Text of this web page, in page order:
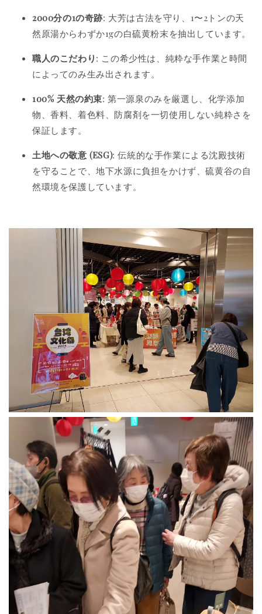
2000分の1の奇跡: 大芳は古法を守り、1〜2トンの天
然原湯からわずか1gの白硫黄粉末を抽出しています。
職人のこだわり : この希少性は、純粋な手作業と時間
によってのみ生み出されます。
100% 天然の約束: 第一源泉のみを厳選し、化学添加
物、香料、着色料、防腐剤を一切使用しない純粋さを
保証します。
土地への敬意 (ESG): 伝統的な手作業による沈殿技術
を守ることで、地下水源に負担をかけず、硫黄谷の自
然環境を保護しています。